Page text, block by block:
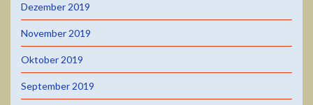
Dezember 2019
November 2019
Oktober 2019
September 2019